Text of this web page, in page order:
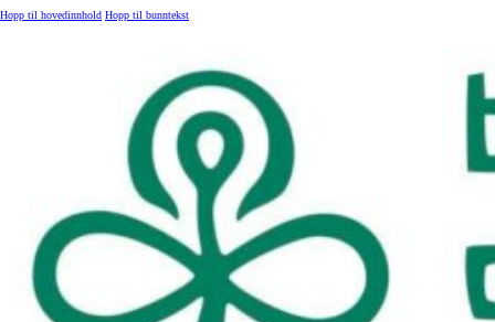
Hopp til hovedinnhold Hopp til bunntekst